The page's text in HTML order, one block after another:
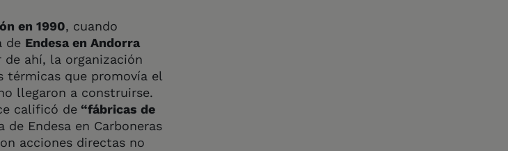
en 1990, cuando
de Endesa en Andorra
ahí, la organización
térmicas que promovía el
llegaron a construirse.
calificó de “fábricas de
Endesa en Carboneras
acciones directas no